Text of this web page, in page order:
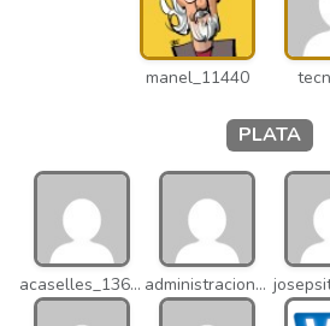
manel_11440
PLATA
acaselles_13670 administracion_nhd